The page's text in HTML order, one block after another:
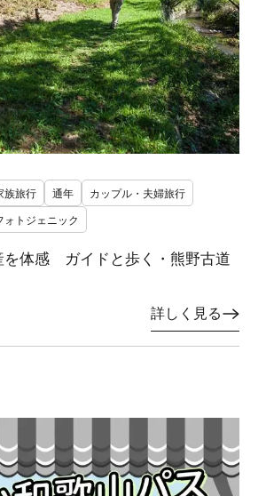
族旅行 通年
カップル・夫婦旅行
ォトジェニック
を体感 ガイドと歩く・熊野古道
詳しく見る